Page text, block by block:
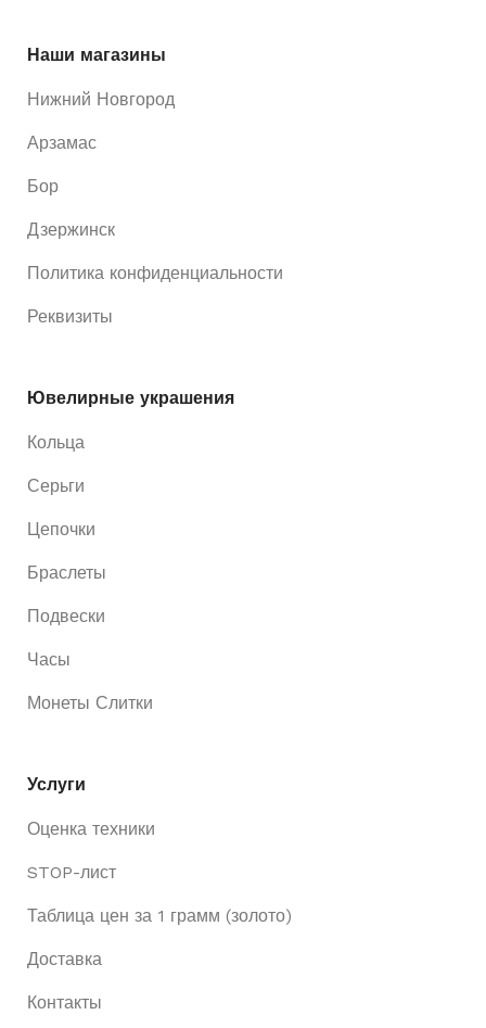
Наши магазины
Нижний Новгород
Арзамас
Бор
Дзержинск
Политика конфиденциальности
Реквизиты
Ювелирные украшения
Кольца
Серьги
Цепочки
Браслеты
Подвески
Часы
Монеты Слитки
Услуги
Оценка техники
STOP-лист
Таблица цен за 1 грамм (золото)
Доставка
Контакты